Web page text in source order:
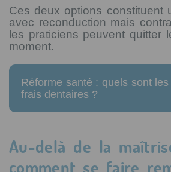
Ces deux options constituent
avec reconduction mais
les praticiens peuvent quitter
moment.
Réforme santé : quels sont
frais dentaires ?
Au-delà de la maîtrise des coûts,
comment se faire